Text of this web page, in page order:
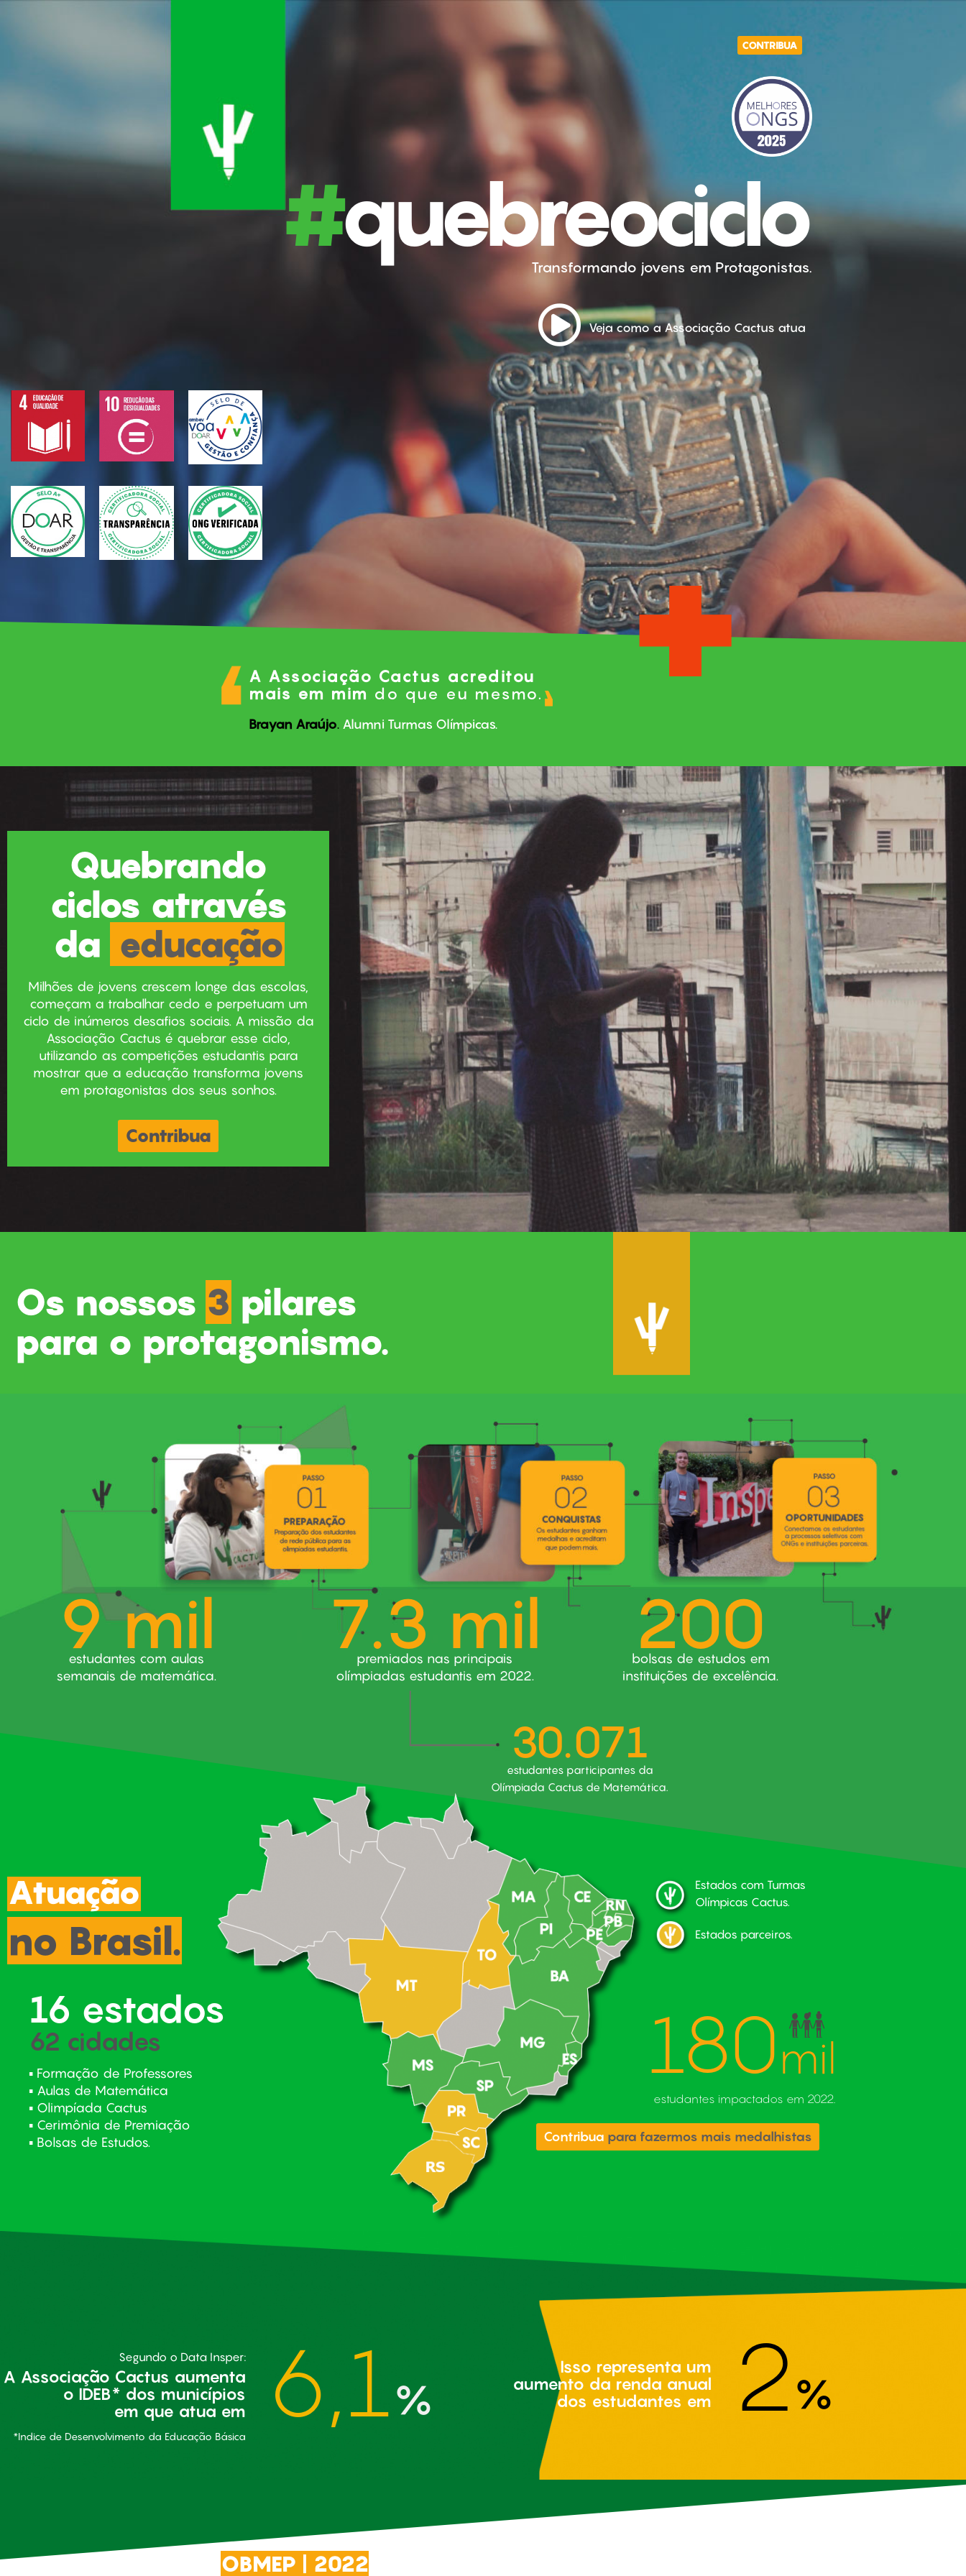
CONTRIBUA
#quebreociclo
Transformando jovens em Protagonistas.
Veja como a Associação Cactus atua
A Associação Cactus acreditou
mais em mim do que eu mesmo.
Brayan Araújo. Alumni Turmas Olímpicas.
Quebrando
ciclos através
da educação
Milhões de jovens crescem longe das escolas,
começam a trabalhar cedo e perpetuam um
ciclo de inúmeros desafios sociais. A missão da
Associação Cactus é quebrar esse ciclo,
utilizando as competições estudantis para
mostrar que a educação transforma jovens
em protagonistas dos seus sonhos.
Contribua
Os nossos 3 pilares
para o protagonismo.
9 mil
estudantes com aulas
semanais de matemática.
7.3 mil
premiados nas principais
olímpiadas estudantis em 2022.
200
bolsas de estudos em
instituições de excelência.
30.071
estudantes participantes da
Olímpiada Cactus de Matemática.
Atuação
no Brasil.
16 estados
62 cidades
▪ Formação de Professores
▪ Aulas de Matemática
▪ Olimpíada Cactus
▪ Cerimônia de Premiação
▪ Bolsas de Estudos.
Estados com Turmas
Olímpicas Cactus.
Estados parceiros.
180mil
estudantes impactados em 2022.
Contribua para fazermos mais medalhistas
Segundo o Data Insper:
A Associação Cactus aumenta
o IDEB* dos municípios
em que atua em
*Indice de Desenvolvimento da Educação Básica 6,1%
Isso representa um
aumento da renda anual
dos estudantes em
2%
OBMEP | 2022